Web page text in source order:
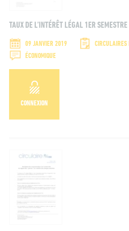
TAUX DE L’INTÉRÊT LÉGAL 1ER
09 JANVIER 2019
CIRCULAIRES
ÉCONOMIQUE
CONNEXION